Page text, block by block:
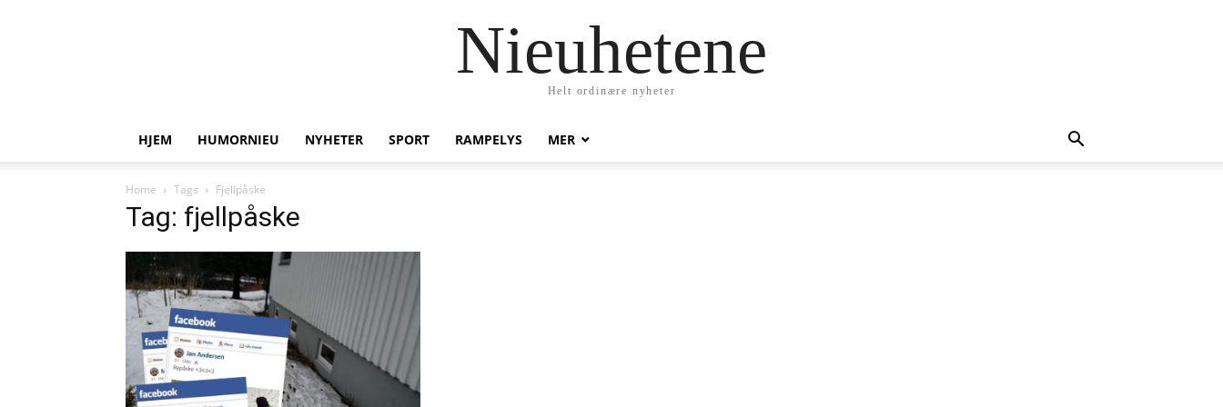
Nieuhetene
Helt ordinære nyheter
HJEM HUMORNIEU NYHETER SPORT RAMPELYS MER
Home Tags Fjellpåske
Tag: fjellpåske